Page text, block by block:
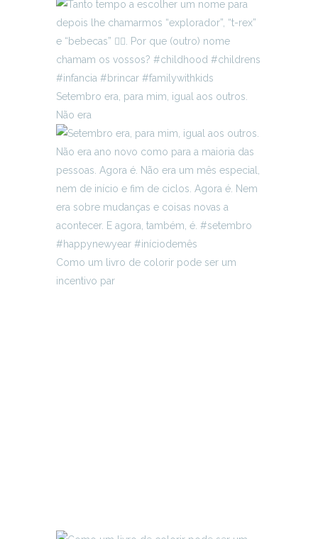
Setembro era, para mim, igual aos outros.
Não era
Como um livro de colorir pode ser um
incentivo par